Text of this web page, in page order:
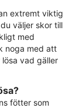
extremt viktig
väljer skor till
med
noga med att
vad gäller
fötter som